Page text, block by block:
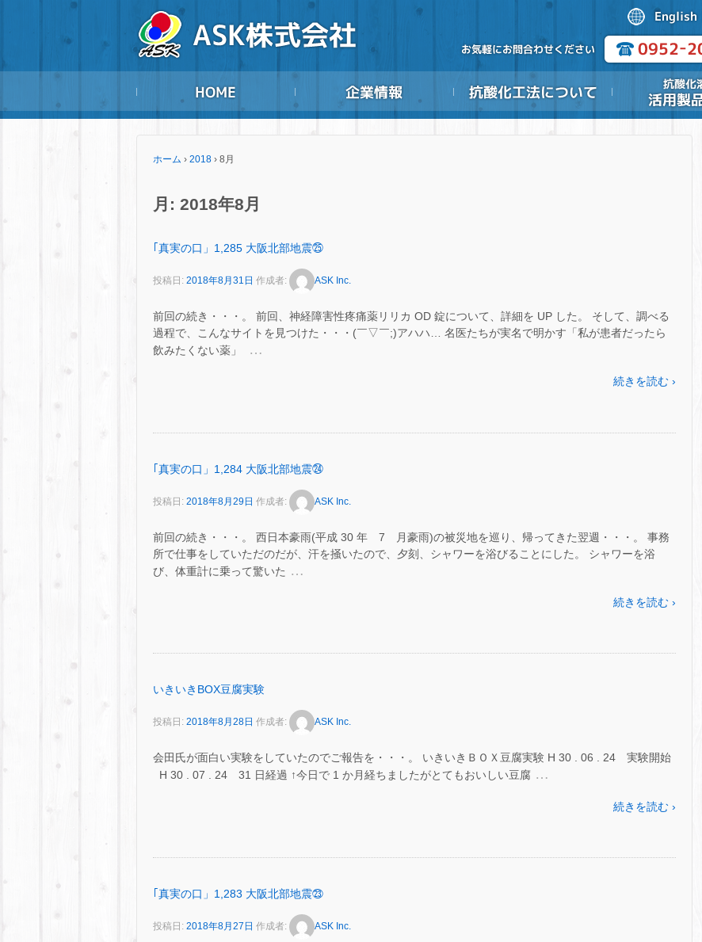
ホーム › 2018 › 8月
月: 2018年8月
｢真実の口」1,285 大阪北部地震㉕
投稿日: 2018年8月31日 作成者: ASK Inc.
前回の続き・・・。 前回、神経障害性疼痛薬リリカ OD 錠について、詳細を UP した。 そして、調べる
過程で、こんなサイトを見つけた・・・(￣▽￣;)アハハ… 名医たちが実名で明かす「私が患者だったら
飲みたくない薬」
…
続きを読む ›
｢真実の口」1,284 大阪北部地震㉔
投稿日: 2018年8月29日 作成者: ASK Inc.
前回の続き・・・。 西日本豪雨(平成 30 年 7 月豪雨)の被災地を巡り、帰ってきた翌週・・・。 事務
所で仕事をしていただのだが、汗を掻いたので、夕刻、シャワーを浴びることにした。 シャワーを浴
び、体重計に乗って驚いた …
続きを読む ›
いきいきBOX豆腐実験
投稿日: 2018年8月28日 作成者: ASK Inc.
会田氏が面白い実験をしていたのでご報告を・・・。 いきいきＢＯＸ豆腐実験 H 30 . 06 . 24 実験開始
H 30 . 07 . 24 31 日経過 ↑今日で 1 か月経ちましたがとてもおいしい豆腐 …
続きを読む ›
｢真実の口」1,283 大阪北部地震㉓
投稿日: 2018年8月27日 作成者: ASK Inc.